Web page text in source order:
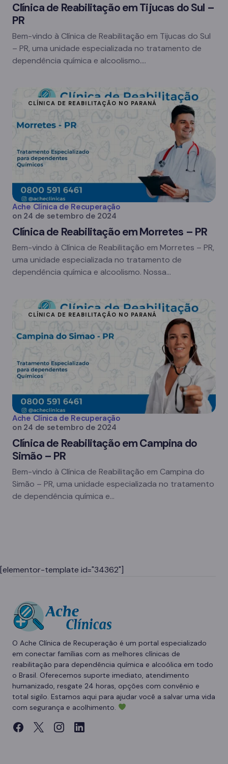
Clínica de Reabilitação em Tijucas do Sul –
PR
Bem-vindo à Clínica de Reabilitação em Tijucas do Sul
– PR, uma unidade especializada no tratamento de
dependência química e alcoolismo.…
CLÍNICA DE REABILITAÇÃO NO PARANÁ
Ache Clínica de Recuperação
on 24 de setembro de 2024
Clínica de Reabilitação em Morretes – PR
Bem-vindo à Clínica de Reabilitação em Morretes – PR,
uma unidade especializada no tratamento de
dependência química e alcoolismo. Nossa…
CLÍNICA DE REABILITAÇÃO NO PARANÁ
Ache Clínica de Recuperação
on 24 de setembro de 2024
Clínica de Reabilitação em Campina do
Simão – PR
Bem-vindo à Clínica de Reabilitação em Campina do
Simão – PR, uma unidade especializada no tratamento
de dependência química e…
[elementor-template id="34362"]
O Ache Clínica de Recuperação é um portal especializado
em conectar famílias com as melhores clínicas de
reabilitação para dependência química e alcoólica em todo
o Brasil. Oferecemos suporte imediato, atendimento
humanizado, resgate 24 horas, opções com convênio e
total sigilo. Estamos aqui para ajudar você a salvar uma vida
com segurança e acolhimento.